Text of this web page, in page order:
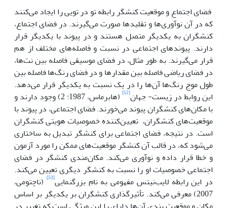
فضای اجتماع و موقعیت کنشگر رابطه‌ تو در تویی را ایجاد می‌کنند
که در آن نوآوری‌ها و تقلیدها صورت می‌گیرند. در فضای اجتماع،
کنشگران به یکدیگر متصل هستند و در پیوند با یکدیگر قرار
دارند. پیوندهای اجتماعی در نسبت‌ و فاصله‌های مختلف از هم
قرار می‌گیرند. به طور مثال، در فضای موسیقی فاصله بین نت‌ها،
در فضای ریاضی فاصله بین مقدارها و در فضای رنگ‌ها فاصله بین
طول موج رنگ‌ها آن‌ها را در یک نسبت به یکدیگر قرار می‌دهد.
این روابط در زیست- جهان[52]
(هابرماس، 1987: 2) وجود دارند و
با مکان‌های کنشگران پیوند می‌خورند. فضای اجتماعی، در پیوند با
موقعیت‌های کنشگران، تعیین‌کننده خصوصیات هویتی کنشگران
است. در نتیجه، فضای اجتماعی برای کنشگر تبدیل به ساختاری
می‌شود که، در قالب آن کنشگر موقعیت‌های ممکن را مورد آزمون
و خطا قرار داده و نوآوری می‌کند. مکان‌مندی کنشگر در فضای
اجتماعی خصوصیات او را نسبت به کنشگر دیگری تعیین می‌کند.
در این رابطه لایب‌نیتس مفهومی به نام بزرگنمایی[53]
(ناچتومی،
2007) معرفی می‌کند. تأثیرگذاری کنشگران بر یکدیگر بر اساس